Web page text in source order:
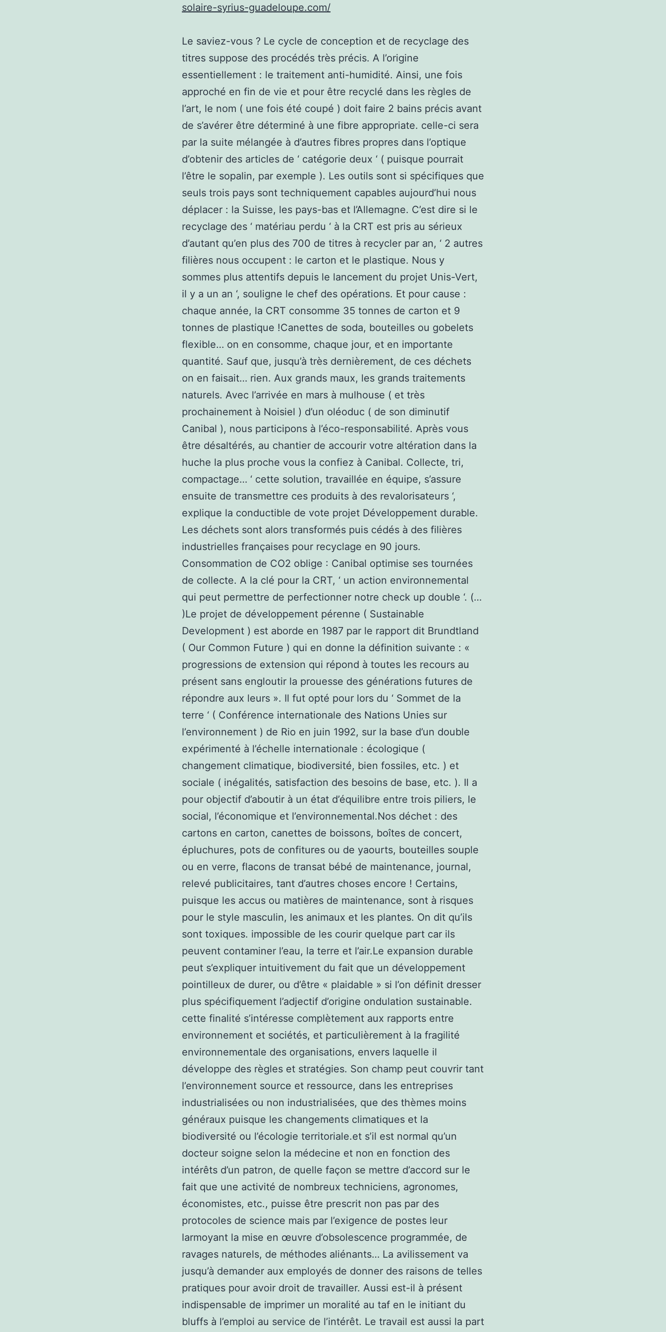
solaire-syrius-guadeloupe.com/
Le saviez-vous ? Le cycle de conception et de recyclage des
titres suppose des procédés très précis. A l’origine
essentiellement : le traitement anti-humidité. Ainsi, une fois
approché en fin de vie et pour être recyclé dans les règles de
l’art, le nom ( une fois été coupé ) doit faire 2 bains précis avant
de s’avérer être déterminé à une fibre appropriate. celle-ci sera
par la suite mélangée à d’autres fibres propres dans l’optique
d’obtenir des articles de ‘ catégorie deux ‘ ( puisque pourrait
l’être le sopalin, par exemple ). Les outils sont si spécifiques que
seuls trois pays sont techniquement capables aujourd’hui nous
déplacer : la Suisse, les pays-bas et l’Allemagne. C’est dire si le
recyclage des ‘ matériau perdu ‘ à la CRT est pris au sérieux
d’autant qu’en plus des 700 de titres à recycler par an, ‘ 2 autres
filières nous occupent : le carton et le plastique. Nous y
sommes plus attentifs depuis le lancement du projet Unis-Vert,
il y a un an ‘, souligne le chef des opérations. Et pour cause :
chaque année, la CRT consomme 35 tonnes de carton et 9
tonnes de plastique !Canettes de soda, bouteilles ou gobelets
flexible… on en consomme, chaque jour, et en importante
quantité. Sauf que, jusqu’à très dernièrement, de ces déchets
on en faisait… rien. Aux grands maux, les grands traitements
naturels. Avec l’arrivée en mars à mulhouse ( et très
prochainement à Noisiel ) d’un oléoduc ( de son diminutif
Canibal ), nous participons à l’éco-responsabilité. Après vous
être désaltérés, au chantier de accourir votre altération dans la
huche la plus proche vous la confiez à Canibal. Collecte, tri,
compactage… ‘ cette solution, travaillée en équipe, s’assure
ensuite de transmettre ces produits à des revalorisateurs ‘,
explique la conductible de vote projet Développement durable.
Les déchets sont alors transformés puis cédés à des filières
industrielles françaises pour recyclage en 90 jours.
Consommation de CO2 oblige : Canibal optimise ses tournées
de collecte. A la clé pour la CRT, ‘ un action environnemental
qui peut permettre de perfectionner notre check up double ‘. (…
)Le projet de développement pérenne ( Sustainable
Development ) est aborde en 1987 par le rapport dit Brundtland
( Our Common Future ) qui en donne la définition suivante : «
progressions de extension qui répond à toutes les recours au
présent sans engloutir la prouesse des générations futures de
répondre aux leurs ». Il fut opté pour lors du ‘ Sommet de la
terre ‘ ( Conférence internationale des Nations Unies sur
l’environnement ) de Rio en juin 1992, sur la base d’un double
expérimenté à l’échelle internationale : écologique (
changement climatique, biodiversité, bien fossiles, etc. ) et
sociale ( inégalités, satisfaction des besoins de base, etc. ). Il a
pour objectif d’aboutir à un état d’équilibre entre trois piliers, le
social, l’économique et l’environnemental.Nos déchet : des
cartons en carton, canettes de boissons, boîtes de concert,
épluchures, pots de confitures ou de yaourts, bouteilles souple
ou en verre, flacons de transat bébé de maintenance, journal,
relevé publicitaires, tant d’autres choses encore ! Certains,
puisque les accus ou matières de maintenance, sont à risques
pour le style masculin, les animaux et les plantes. On dit qu’ils
sont toxiques. impossible de les courir quelque part car ils
peuvent contaminer l’eau, la terre et l’air.Le expansion durable
peut s’expliquer intuitivement du fait que un développement
pointilleux de durer, ou d’être « plaidable » si l’on définit dresser
plus spécifiquement l’adjectif d’origine ondulation sustainable.
cette finalité s’intéresse complètement aux rapports entre
environnement et sociétés, et particulièrement à la fragilité
environnementale des organisations, envers laquelle il
développe des règles et stratégies. Son champ peut couvrir tant
l’environnement source et ressource, dans les entreprises
industrialisées ou non industrialisées, que des thèmes moins
généraux puisque les changements climatiques et la
biodiversité ou l’écologie territoriale.et s’il est normal qu’un
docteur soigne selon la médecine et non en fonction des
intérêts d’un patron, de quelle façon se mettre d’accord sur le
fait que une activité de nombreux techniciens, agronomes,
économistes, etc., puisse être prescrit non pas par des
protocoles de science mais par l’exigence de postes leur
larmoyant la mise en œuvre d’obsolescence programmée, de
ravages naturels, de méthodes aliénants… La avilissement va
jusqu’à demander aux employés de donner des raisons de telles
pratiques pour avoir droit de travailler. Aussi est-il à présent
indispensable de imprimer un moralité au taf en le initiant du
bluffs à l’emploi au service de l’intérêt. Le travail est aussi la part